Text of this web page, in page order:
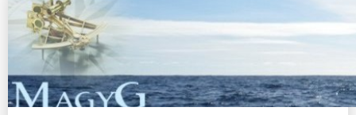
Zoznam blogov
Komerčné blogy